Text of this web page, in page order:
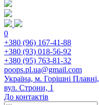
0
+380 (96) 167-41-88
+380 (93) 018-56-92
+380 (95) 763-81-32
poops.pl.ua@gmail.com
Україна, м. Горішні Плавні,
вул. Строни, 1
До контактів